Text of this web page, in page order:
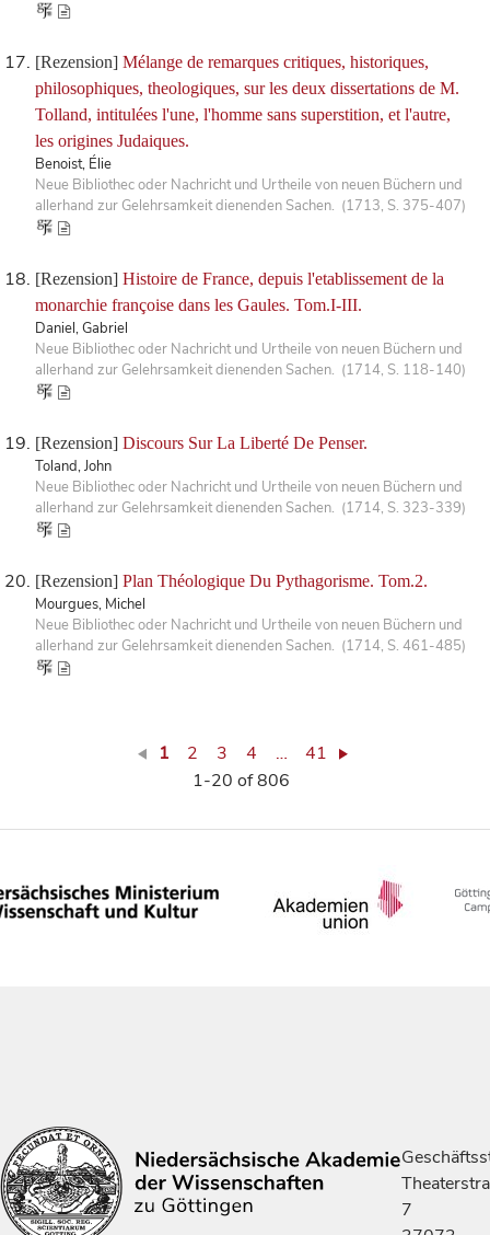
[Rezension] Mélange de remarques critiques, historiques,
philosophiques, theologiques, sur les deux dissertations de M.
Tolland, intitulées l'une, l'homme sans superstition, et l'autre,
les origines Judaiques.
Benoist, Élie
Neue Bibliothec oder Nachricht und Urtheile von neuen Büchern und
allerhand zur Gelehrsamkeit dienenden Sachen. (1713, S. 375-407)
[Rezension] Histoire de France, depuis l'etablissement de la
monarchie françoise dans les Gaules. Tom.I-III.
Daniel, Gabriel
Neue Bibliothec oder Nachricht und Urtheile von neuen Büchern und
allerhand zur Gelehrsamkeit dienenden Sachen. (1714, S. 118-140)
[Rezension] Discours Sur La Liberté De Penser.
Toland, John
Neue Bibliothec oder Nachricht und Urtheile von neuen Büchern und
allerhand zur Gelehrsamkeit dienenden Sachen. (1714, S. 323-339)
[Rezension] Plan Théologique Du Pythagorisme. Tom.2.
Mourgues, Michel
Neue Bibliothec oder Nachricht und Urtheile von neuen Büchern und
allerhand zur Gelehrsamkeit dienenden Sachen. (1714, S. 461-485)
1 2 3 4 …
41
1-20 of 806
7